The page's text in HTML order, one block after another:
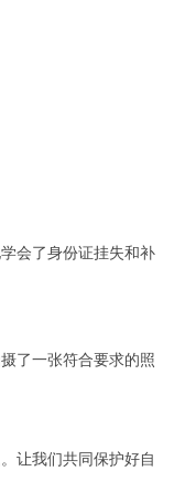
会了身份证挂失和补
了一张符合要求的照
让我们共同保护好自